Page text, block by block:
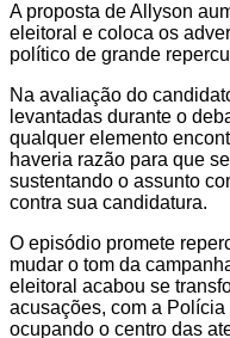
A proposta de Allyson
eleitoral e coloca os
político de grande
Na avaliação do
levantadas durante o
qualquer elemento
haveria razão para que
sustentando o assunto
contra sua candidatura.
O episódio promete
mudar o tom da
eleitoral acabou se
acusações, com a
ocupando o centro das